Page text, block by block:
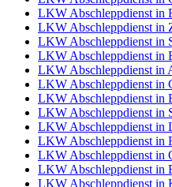
LKW Abschleppdienst in
LKW Abschleppdienst in
LKW Abschleppdienst in
LKW Abschleppdienst in
LKW Abschleppdienst in
LKW Abschleppdienst in
LKW Abschleppdienst in
LKW Abschleppdienst in
LKW Abschleppdienst in
LKW Abschleppdienst in
LKW Abschleppdienst in
LKW Abschleppdienst in
LKW Abschleppdienst in